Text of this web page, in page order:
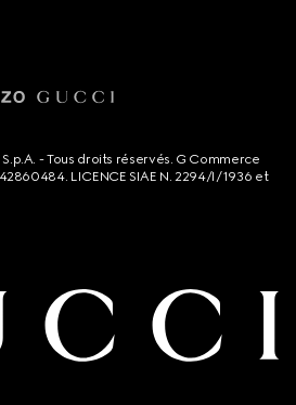
- Tous droits réservés. G Commerce
LICENCE SIAE N. 2294/I/1936 et